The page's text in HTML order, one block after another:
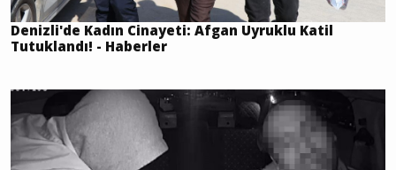
Denizli'de Kadın Cinayeti: Afgan Uyruklu Katil
Tutuklandı! - Haberler